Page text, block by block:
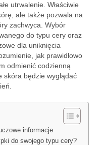
utrwalenie. Właściwie
ale także pozwala na
zachwyca. Wybór
do typu cery oraz
dla uniknięcia
jak prawidłowo
odmienić codzienną
skóra będzie wyglądać
informacje
do swojego typu cery?